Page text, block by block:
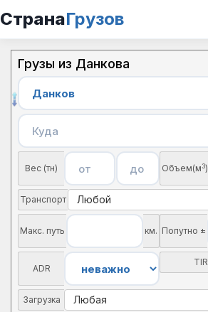
СтранаГрузов
Грузы из Данкова
Вес (тн) Объем(м3)
Транспорт Любой
Макс. путь км. Попутно ±
ADR
TIR
Загрузка Любая